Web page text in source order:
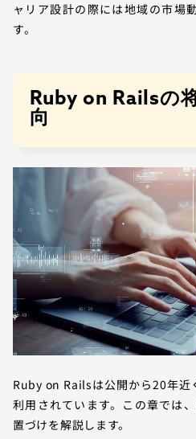
ャリア設計の際には地域の市場
す。
Ruby on Railsの
向
Ruby on Railsは公開から20年近
利用されています。この章では
置づけを解説します。